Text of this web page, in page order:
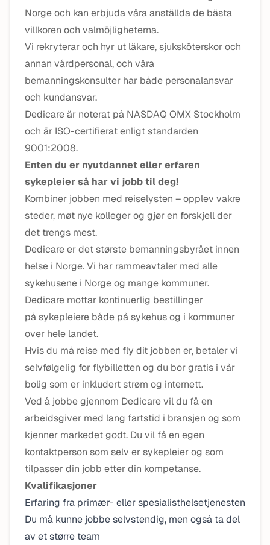
Norge och kan erbjuda våra anställda de bästa
villkoren och valmöjligheterna.
Vi rekryterar och hyr ut läkare, sjuksköterskor och
annan vårdpersonal, och våra
bemanningskonsulter har både personalansvar
och kundansvar.
Dedicare är noterat på NASDAQ OMX Stockholm
och är ISO-certifierat enligt standarden
9001:2008.
Enten du er nyutdannet eller erfaren
sykepleier så har vi jobb til deg!
Kombiner jobben med reiselysten – opplev vakre
steder, møt nye kolleger og gjør en forskjell der
det trengs mest.
Dedicare er det største bemanningsbyrået innen
helse i Norge. Vi har rammeavtaler med alle
sykehusene i Norge og mange kommuner.
Dedicare mottar kontinuerlig bestillinger
på sykepleiere både på sykehus og i kommuner
over hele landet.
Hvis du må reise med fly dit jobben er, betaler vi
selvfølgelig for flybilletten og du bor gratis i vår
bolig som er inkludert strøm og internett.
Ved å jobbe gjennom Dedicare vil du få en
arbeidsgiver med lang fartstid i bransjen og som
kjenner markedet godt. Du vil få en egen
kontaktperson som selv er sykepleier og som
tilpasser din jobb etter din kompetanse.
Kvalifikasjoner
Erfaring fra primær- eller spesialisthelsetjenesten
Du må kunne jobbe selvstendig, men også ta del
av et større team